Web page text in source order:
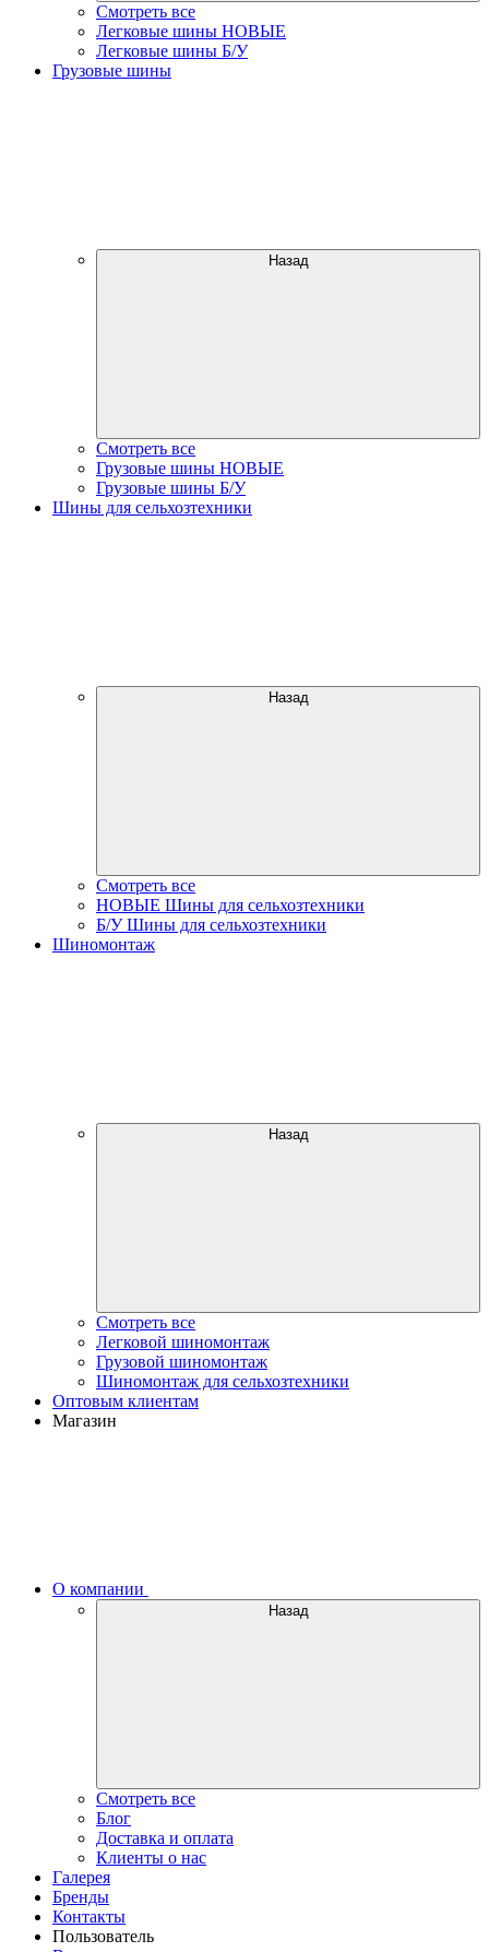
Смотреть все
Легковые шины НОВЫЕ
Легковые шины Б/У
Грузовые шины
Назад
Смотреть все
Грузовые шины НОВЫЕ
Грузовые шины Б/У
Шины для сельхозтехники
Назад
Смотреть все
НОВЫЕ Шины для сельхозтехники
Б/У Шины для сельхозтехники
Шиномонтаж
Назад
Смотреть все
Легковой шиномонтаж
Грузовой шиномонтаж
Шиномонтаж для сельхозтехники
Оптовым клиентам
Магазин
О компании
Назад
Смотреть все
Блог
Доставка и оплата
Клиенты о нас
Галерея
Бренды
Контакты
Пользователь